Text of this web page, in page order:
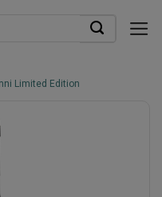
Limited Edition